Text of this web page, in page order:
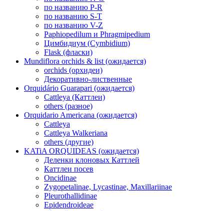
по названию P-R
по названию S-T
по названию V-Z
Paphiopedilum и Phragmipedium
Цимбидиум (Cymbidium)
Flask (фласки)
Mundiflora orchids & list (ожидается)
orchids (орхидеи)
Декоративно-лиственные
Orquidário Guarapari (ожидается)
Cattleya (Каттлеи)
others (разное)
Orquidario Americana (ожидается)
Cattleya
Cattleya Walkeriana
others (другие)
KATiA ORQUIDEAS (ожидается)
Деленки клоновых Каттлей
Каттлеи посев
Oncidinae
Zygopetalinae, Lycastinae, Maxillariinae
Pleurothallidinae
Epidendroideae